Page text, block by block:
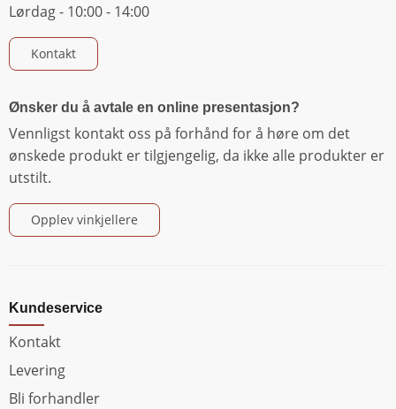
Lørdag - 10:00 - 14:00
Kontakt
Ønsker du å avtale en online presentasjon?
Vennligst kontakt oss på forhånd for å høre om det
ønskede produkt er tilgjengelig, da ikke alle produkter er
utstilt.
Opplev vinkjellere
Kundeservice
Kontakt
Levering
Bli forhandler